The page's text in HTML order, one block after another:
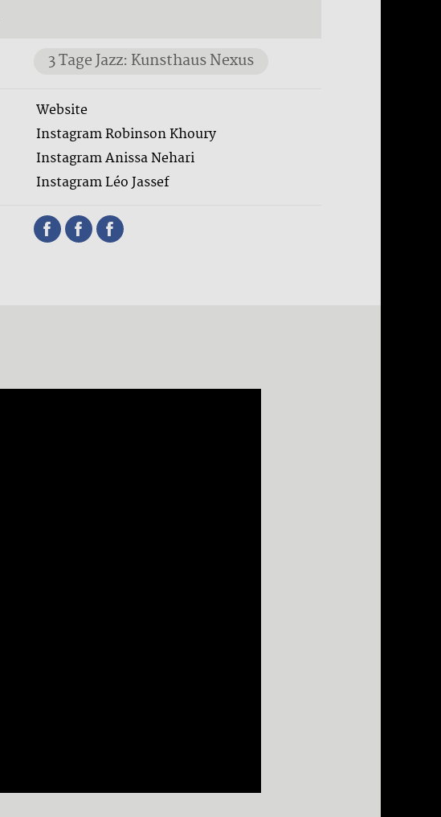
3 Tage Jazz: Kunsthaus Nexus
Website
Instagram Robinson Khoury
Instagram Anissa Nehari
Instagram Léo Jassef